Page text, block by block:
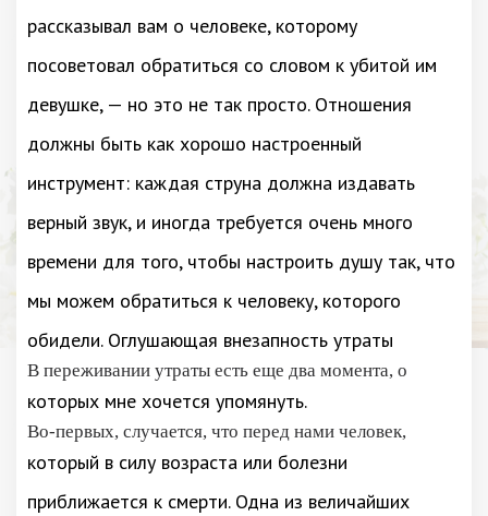
рассказывал вам о человеке, которому
посоветовал обратиться со словом к убитой им
девушке, — но это не так просто. Отношения
должны быть как хорошо настроенный
инструмент: каждая струна должна издавать
верный звук, и иногда требуется очень много
времени для того, чтобы настроить душу так, что
мы можем обратиться к человеку, которого
обидели. Оглушающая внезапность утраты
В переживании утраты есть еще два момента, о
которых мне хочется упомянуть.
Во-первых, случается, что перед нами человек,
который в силу возраста или болезни
приближается к смерти. Одна из величайших